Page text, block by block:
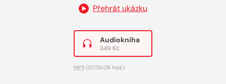
Přehrát ukázku
Audiokniha
349 Kč
MP3 (07:05:09 hod.)